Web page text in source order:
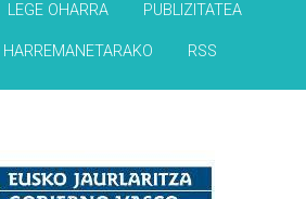
LEGE OHARRA PUBLIZITATEA
HARREMANETARAKO RSS